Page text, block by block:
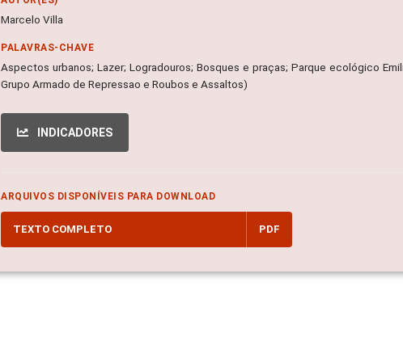
Marcelo Villa
PALAVRAS-CHAVE
Aspectos urbanos; Lazer; Logradouros; Bosques e praças; Parque ecológico
Grupo Armado de Repressao e Roubos e Assaltos)
INDICADORES
ARQUIVOS DISPONÍVEIS PARA DOWNLOAD
TEXTO COMPLETO PDF